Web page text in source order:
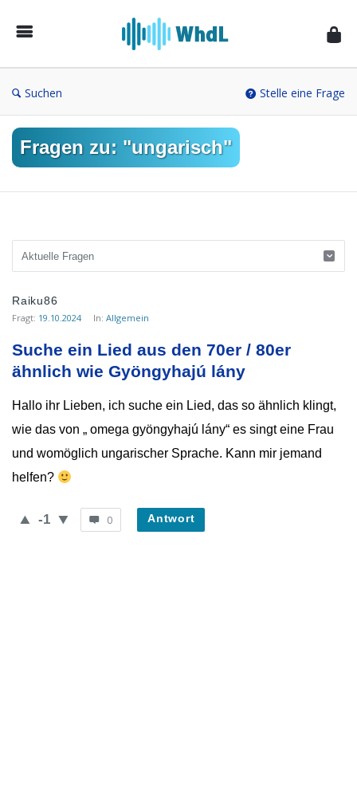
von
Suchen Stelle eine Frage
Fragen zu: "ungarisch"
Musikforum
von
WieheisstdasLied.de
Neueste
Raiku86
Fragt: 19.10.2024 In: Allgemein
Suche ein Lied aus den 70er / 80er
ähnlich wie Gyöngyhajú lány
Hallo ihr Lieben, ich suche ein Lied, das so ähnlich klingt,
wie das von „ omega gyöngyhajú lány“ es singt eine Frau
und womöglich ungarischer Sprache. Kann mir jemand
helfen?
-1 0 Antwort